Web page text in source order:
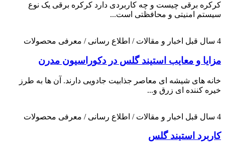
کرکره برقی چیست و چه کاربردی دارد کرکره برقی یک نوع
سیستم امنیتی و محافظتی است...
4 سال قبل اخبار و مقالات / اطلاع رسانی / معرفی محصولات
مزایا و معایب استیند گلس در دکوراسیون مدرن
خانه های شیشه ای معاصر جذابیت جادویی دارند. آن ها به طرز
خیره کننده ای زرق و...
4 سال قبل اخبار و مقالات / اطلاع رسانی / معرفی محصولات
کاربرد استیند گلس